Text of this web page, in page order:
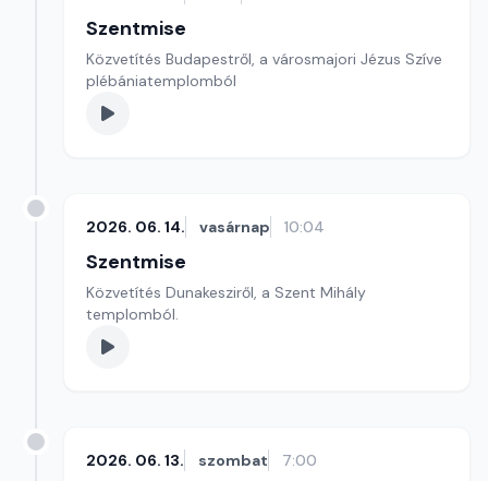
Szentmise
Közvetítés Budapestről, a városmajori Jézus Szíve
plébániatemplomból
2026. 06. 14. vasárnap 10:04
Szentmise
Közvetítés Dunakesziről, a Szent Mihály
templomból.
2026. 06. 13. szombat 7:00